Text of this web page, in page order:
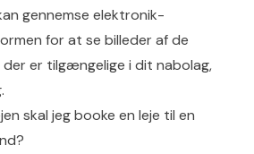
gennemse elektronik-
for at se billeder af de
der er tilgængelige i dit nabolag,
skal jeg booke en leje til en